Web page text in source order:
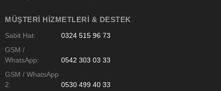
MÜŞTERI HIZMETLERI & DESTEK
Sabit Hat:
0324 515 96 73
GSM /
WhatsApp:
0542 303 03 33
GSM / WhatsApp
2:
0530 499 40 33